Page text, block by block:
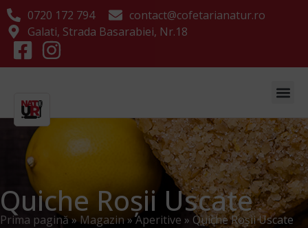
0720 172 794
contact@cofetarianatur.ro
Galati, Strada Basarabiei, Nr.18
Quiche Roșii Uscate
Prima pagină »Magazin » Aperitive » Quiche Roșii Uscate